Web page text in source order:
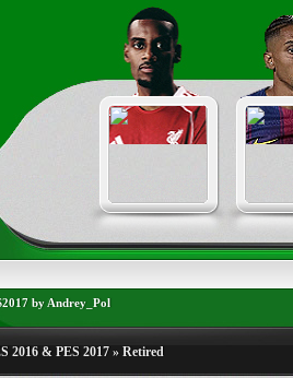
by Andrey_Pol
2016 & PES 2017 » Retired